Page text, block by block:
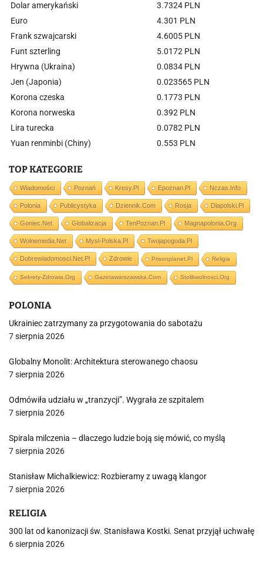
Dolar amerykański
3.7324 PLN
Euro
4.301 PLN
Frank szwajcarski
4.6005 PLN
Funt szterling
5.0172 PLN
Hrywna (Ukraina)
0.0834 PLN
Jen (Japonia)
0.023565 PLN
Korona czeska
0.1773 PLN
Korona norweska
0.392 PLN
Lira turecka
0.0782 PLN
Yuan renminbi (Chiny)
0.553 PLN
TOP KATEGORIE
Wiadomości Poznań Kresy.pl Epoznan.pl Nczas.info
Polonia Publicystyka Dziennik.com Rosja Dlapolski.pl
Goniec.net Globalizacja TenPoznan.pl Magnapolonia.org
Wolnemedia.net Mysl-Polska.pl Twojapogoda.pl
Dobrewiadomosci.net.pl Zdrowie Prisonplanet.pl Religia
Sekrety-Zdrowia.org Gazetawarszawska.com Stolikwolnosci.org
POLONIA
Ukrainiec zatrzymany za przygotowania do sabotażu
7 sierpnia 2026
Globalny Monolit: Architektura sterowanego chaosu
7 sierpnia 2026
Odmówiła udziału w „tranzycji”. Wygrała ze szpitalem
7 sierpnia 2026
Spirala milczenia – dlaczego ludzie boją się mówić, co myślą
7 sierpnia 2026
Stanisław Michalkiewicz: Rozbieramy z uwagą klangor
7 sierpnia 2026
RELIGIA
300 lat od kanonizacji św. Stanisława Kostki. Senat przyjął uchwałę
6 sierpnia 2026